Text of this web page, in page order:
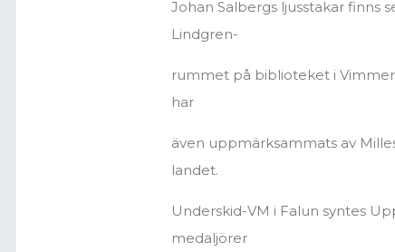
Johan Salbergs ljusstakar finns
Lindgren-
rummet på biblioteket i
har
även uppmärksammats av
landet.
Underskid-VM i Falun syntes
medaljörer